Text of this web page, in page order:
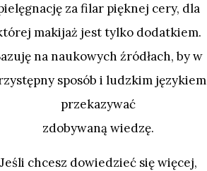
za filar pięknej cery, dla
makijaż jest tylko dodatkiem.
na naukowych źródłach, by w
sposób i ludzkim językiem
przekazywać
zdobywaną wiedzę.
Jeśli chcesz dowiedzieć się więcej,